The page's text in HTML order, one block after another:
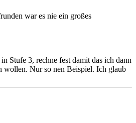
war es nie ein großes
Stufe 3, rechne fest damit das ich dann
wollen. Nur so nen Beispiel. Ich glaub